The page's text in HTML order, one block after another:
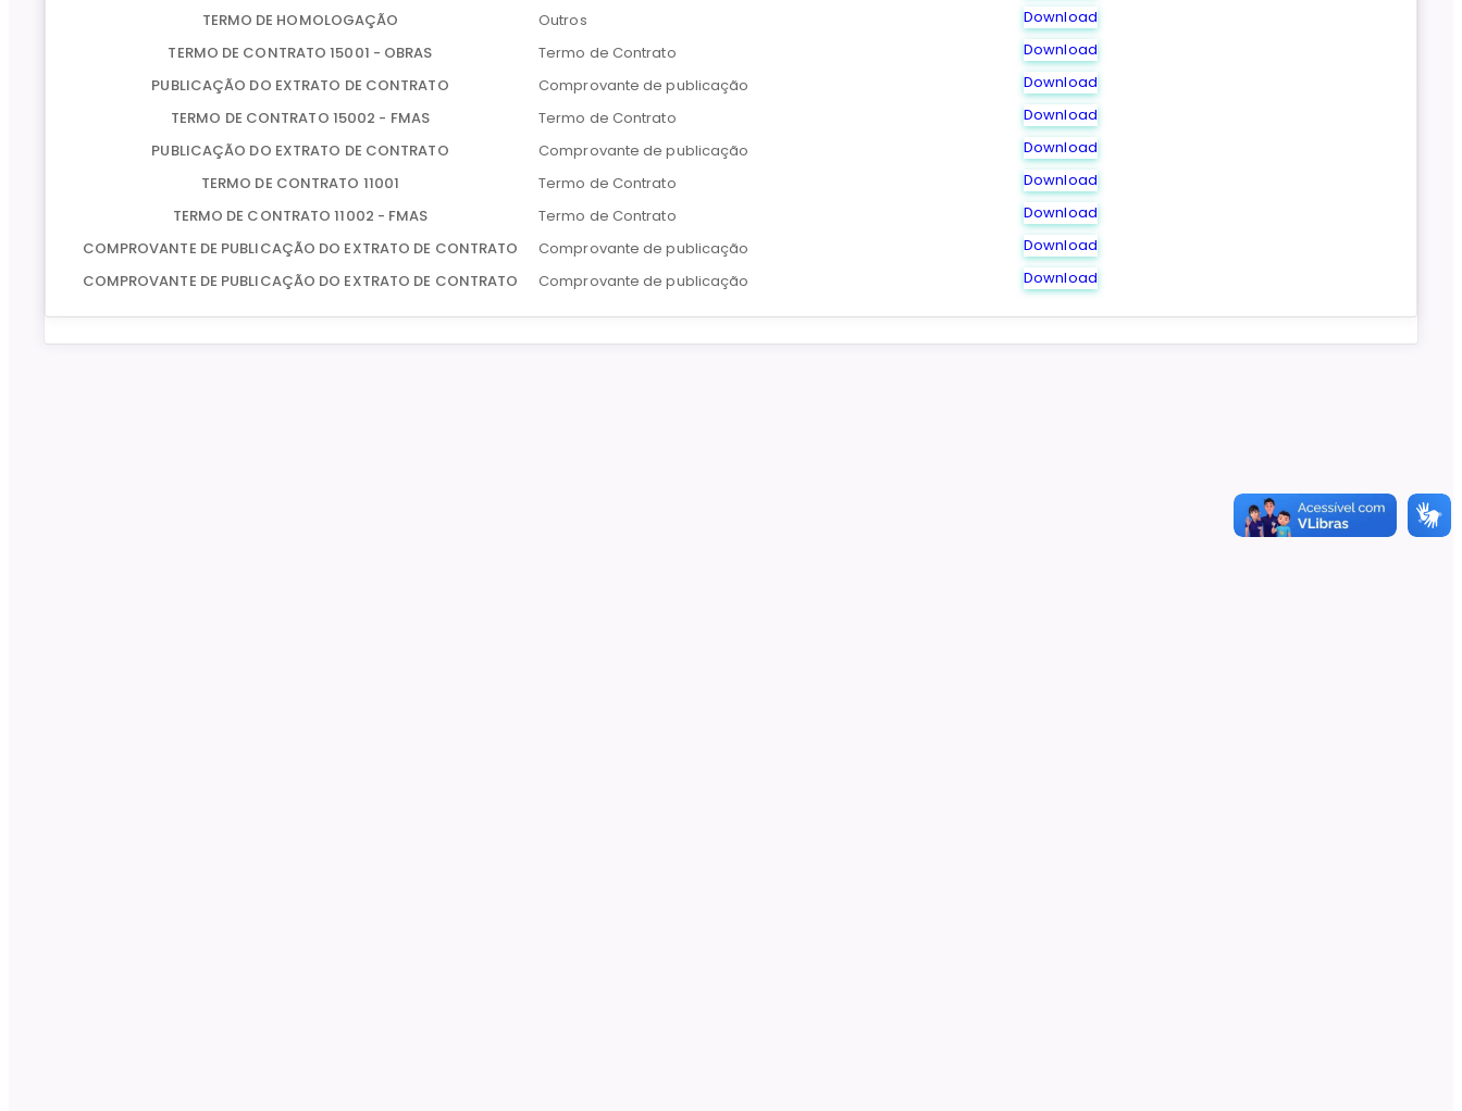
TERMO DE HOMOLOGAÇÃO
Outros
Download
TERMO DE CONTRATO 15001 - OBRAS
Termo de Contrato
Download
PUBLICAÇÃO DO EXTRATO DE CONTRATO
Comprovante de publicação
Download
TERMO DE CONTRATO 15002 - FMAS
Termo de Contrato
Download
PUBLICAÇÃO DO EXTRATO DE CONTRATO
Comprovante de publicação
Download
TERMO DE CONTRATO 11001
Termo de Contrato
Download
TERMO DE CONTRATO 11002 - FMAS
Termo de Contrato
Download
COMPROVANTE DE PUBLICAÇÃO DO EXTRATO DE CONTRATO
Comprovante de publicação
Download
COMPROVANTE DE PUBLICAÇÃO DO EXTRATO DE CONTRATO
Comprovante de publicação Download